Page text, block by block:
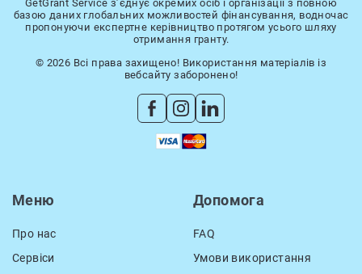
GetGrant Service з’єднує окремих осіб і організації з повною
базою даних глобальних можливостей фінансування, водночас
пропонуючи експертне керівництво протягом усього шляху
отримання гранту.
© 2026 Всі права захищено! Використання матеріалів із
вебсайту заборонено!
Меню
Про нас
Сервіси
Допомога
FAQ
Умови використання